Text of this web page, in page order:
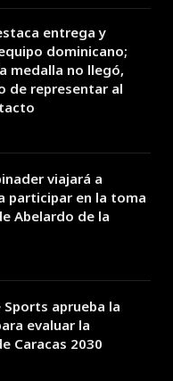
entrega y
dominicano;
medalla no llegó,
de representar al
viajará a
participar en la toma
Abelardo de la
Sports aprueba la
evaluar la
Caracas 2030